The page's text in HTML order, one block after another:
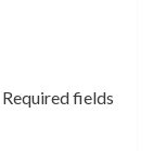
Required fields